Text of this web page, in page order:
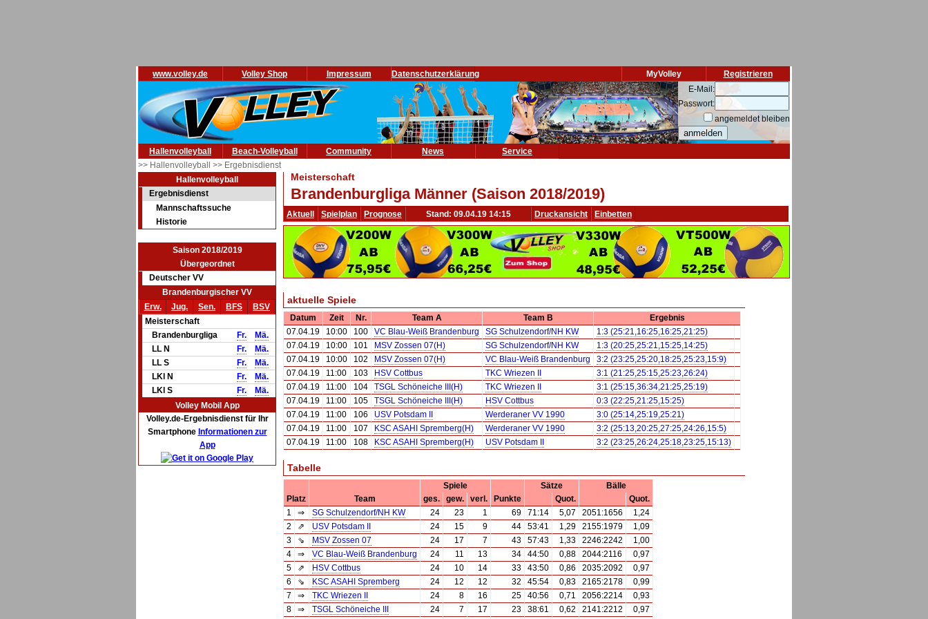
www.volley.de Volley Shop Impressum Datenschutzerklärung Registrieren
MyVolley
E-Mail:
Passwort:
angemeldet bleiben
Hallenvolleyball Beach-Volleyball Community News
Service
>> Hallenvolleyball >> Ergebnisdienst
Hallenvolleyball
Ergebnisdienst
Mannschaftssuche
Historie
Saison 2018/2019
Übergeordnet
Deutscher VV
Brandenburgischer VV
Erw.
Jug. Sen. BFS
BSV
Meisterschaft
Brandenburgliga
Fr.
Mä.
LL N
Fr.
Mä.
LL S
Fr.
Mä.
LKl N
Fr.
Mä.
LKl S
Fr.
Mä.
Volley Mobil App
Volley.de-Ergebnisdienst für Ihr
Smartphone Informationen zur
App
Meisterschaft
Brandenburgliga Männer (Saison 2018/2019)
Aktuell Spielplan Prognose Stand: 09.04.19 14:15 Druckansicht Einbetten
aktuelle Spiele
Datum Zeit Nr. Team A Team B
Ergebnis
07.04.19
10:00 100 VC Blau-Weiß Brandenburg SG Schulzendorf/NH KW
1:3 (25:21,16:25,16:25,21:25)
07.04.19
10:00 101 MSV Zossen 07(H) SG Schulzendorf/NH KW
1:3 (20:25,25:21,15:25,14:25)
07.04.19
10:00 102 MSV Zossen 07(H) VC Blau-Weiß Brandenburg
3:2 (23:25,25:20,18:25,25:23,15:9)
07.04.19
11:00 103 HSV Cottbus TKC Wriezen II
3:1 (21:25,25:15,25:23,26:24)
07.04.19
11:00 104 TSGL Schöneiche III(H) TKC Wriezen II
3:1 (25:15,36:34,21:25,25:19)
07.04.19
11:00 105 TSGL Schöneiche III(H) HSV Cottbus
0:3 (22:25,21:25,15:25)
07.04.19
11:00 106 USV Potsdam II Werderaner VV 1990
3:0 (25:14,25:19,25:21)
07.04.19
11:00 107 KSC ASAHI Spremberg(H) Werderaner VV 1990
3:2 (25:13,20:25,27:25,24:26,15:5)
07.04.19
11:00 108 KSC ASAHI Spremberg(H) USV Potsdam II 3:2 (23:25,26:24,25:18,23:25,15:13)
Tabelle
Spiele Sätze
Bälle
Platz
Team ges. gew. verl. Punkte Quot.
Quot.
1
⇒ SG Schulzendorf/NH KW 24 23 1 69 71:14 5,07 2051:1656
1,24
2
⇗ USV Potsdam II 24 15 9 44 53:41 1,29 2155:1979
1,09
3
⇘ MSV Zossen 07 24 17 7 43 57:43 1,33 2246:2242
1,00
4
⇒ VC Blau-Weiß Brandenburg 24 11 13 34 44:50 0,88 2044:2116
0,97
5
⇗ HSV Cottbus 24 10 14 33 43:50 0,86 2035:2092
0,97
6
⇘ KSC ASAHI Spremberg 24 12 12 32 45:54 0,83 2165:2178
0,99
7
⇒ TKC Wriezen II 24 8 16 25 40:56 0,71 2056:2214
0,93
8
⇒ TSGL Schöneiche III 24 7 17 23 38:61 0,62 2141:2212
0,97